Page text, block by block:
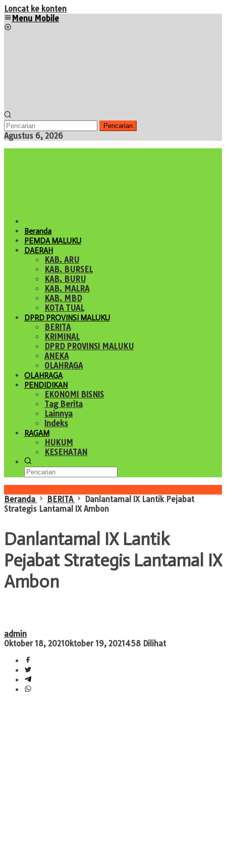
Loncat ke konten
Menu Mobile
Pencarian
Agustus 6, 2026
Beranda
PEMDA MALUKU
DAERAH
KAB. ARU
KAB. BURSEL
KAB. BURU
KAB. MALRA
KAB. MBD
KOTA TUAL
DPRD PROVINSI MALUKU
BERITA
KRIMINAL
DPRD PROVINSI MALUKU
ANEKA
OLAHRAGA
OLAHRAGA
PENDIDIKAN
EKONOMI BISNIS
Tag Berita
Lainnya
Indeks
RAGAM
HUKUM
KESEHATAN
Beranda
BERITA
Danlantamal IX Lantik Pejabat
Strategis Lantamal IX Ambon
Danlantamal IX Lantik
Pejabat Strategis Lantamal IX
Ambon
admin
Oktober 18, 2021Oktober 19, 2021458 Dilihat